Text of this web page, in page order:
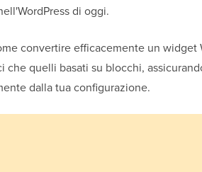
di oggi.
convertire efficacemente un widget
che quelli basati su blocchi,
dalla tua configurazione.